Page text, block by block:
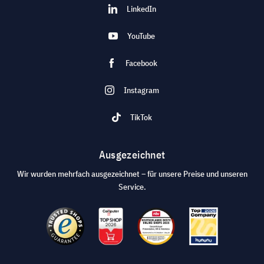
LinkedIn
YouTube
Facebook
Instagram
TikTok
Ausgezeichnet
Wir wurden mehrfach ausgezeichnet – für unsere Preise und unseren
Service.